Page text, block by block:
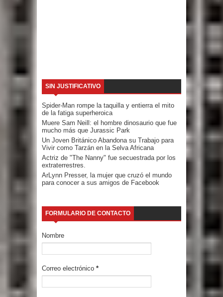
SIN JUSTIFICATIVO
Spider-Man rompe la taquilla y entierra el mito
de la fatiga superheroica
Muere Sam Neill: el hombre dinosaurio que fue
mucho más que Jurassic Park
Un Joven Británico Abandona su Trabajo para
Vivir como Tarzán en la Selva Africana
Actriz de "The Nanny" fue secuestrada por los
extraterrestres.
ArLynn Presser, la mujer que cruzó el mundo
para conocer a sus amigos de Facebook
FORMULARIO DE CONTACTO
Nombre
Correo electrónico *